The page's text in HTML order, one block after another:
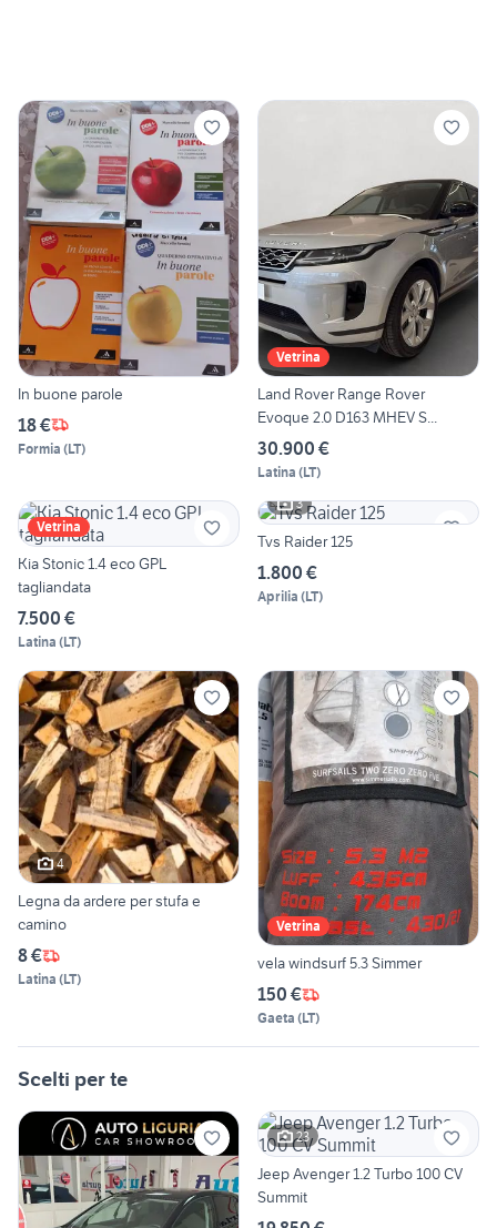
In buone parole
18 €
Formia (LT)
Vetrina
Land Rover Range Rover
Evoque 2.0 D163 MHEV S...
30.900 €
Latina (LT)
Vetrina
Kia Stonic 1.4 eco GPL
tagliandata
7.500 €
Latina (LT)
3
Tvs Raider 125
1.800 €
Aprilia (LT)
4
Legna da ardere per stufa e
camino
8 €
Latina (LT)
Vetrina
vela windsurf 5.3 Simmer
150 €
Gaeta (LT)
Scelti per te
23
Jeep Avenger 1.2 Turbo 100 CV
Summit